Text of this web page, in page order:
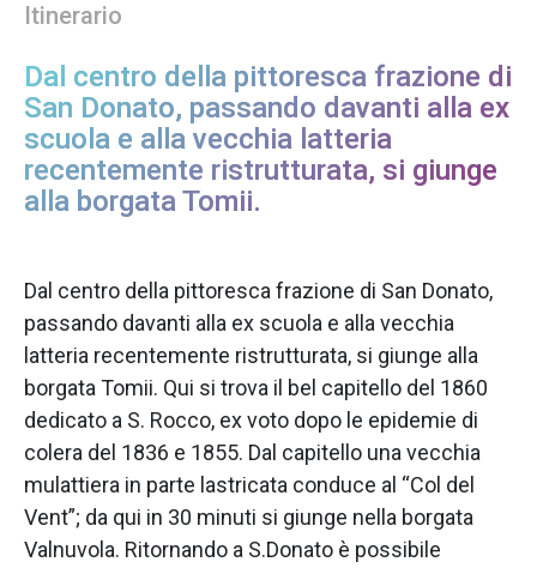
Itinerario
Dal centro della pittoresca frazione di
San Donato, passando davanti alla ex
scuola e alla vecchia latteria
recentemente ristrutturata, si giunge
alla borgata Tomii.
Dal centro della pittoresca frazione di San Donato,
passando davanti alla ex scuola e alla vecchia
latteria recentemente ristrutturata, si giunge alla
borgata Tomii. Qui si trova il bel capitello del 1860
dedicato a S. Rocco, ex voto dopo le epidemie di
colera del 1836 e 1855. Dal capitello una vecchia
mulattiera in parte lastricata conduce al “Col del
Vent”; da qui in 30 minuti si giunge nella borgata
Valnuvola. Ritornando a S.Donato è possibile